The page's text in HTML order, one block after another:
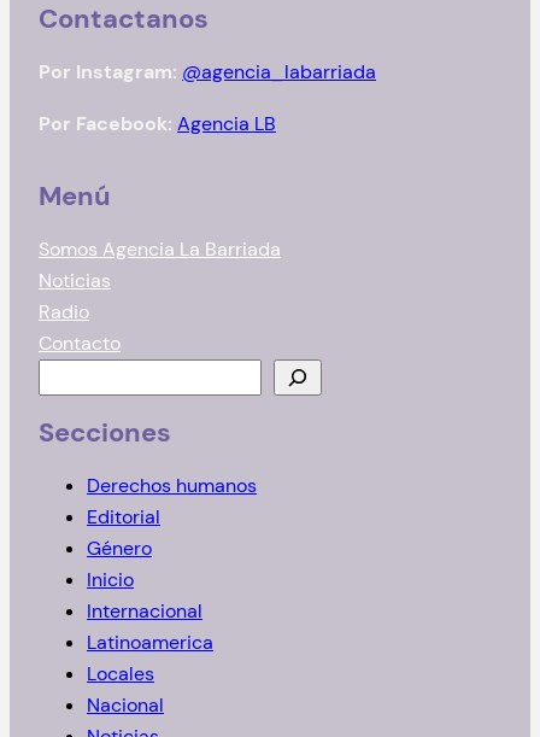
Contactanos
Por Instagram: @agencia_labarriada
Por Facebook: Agencia LB
Menú
Somos Agencia La Barriada
Noticias
Radio
Contacto
s
Secciones
Derechos humanos
Editorial
Género
Inicio
Internacional
Latinoamerica
Locales
Nacional